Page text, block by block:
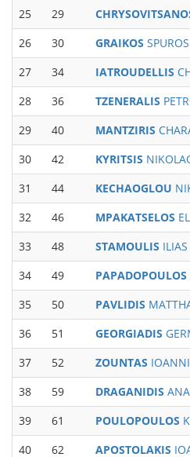
25
29
26
30 GRAIKOS SPUROS
27
34 IATROUDELLIS
28
36 TZENERALIS
29
40 MANTZIRIS
30
42 KYRITSIS
31
44 KECHAOGLOU
32
46 MPAKATSELOS
33
48 STAMOULIS ILIAS
34
49 PAPADOPOULOS
35
50 PAVLIDIS
36
51 GEORGIADIS
37
52 ZOUNTAS
38
59 DRAGANIDIS
39
61 POULOPOULOS
40
62 APOSTOLAKIS